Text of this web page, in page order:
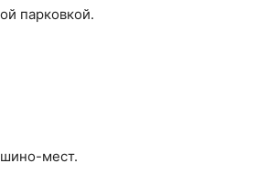
парковкой.
мест.